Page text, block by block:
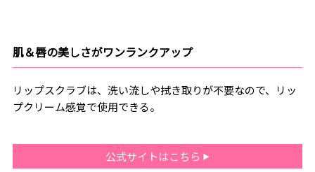
肌＆唇の美しさがワンランクアップ
リップスクラブは、洗い流しや拭き取りが不要なので、リッ
プクリーム感覚で使用できる。
公式サイトはこちら